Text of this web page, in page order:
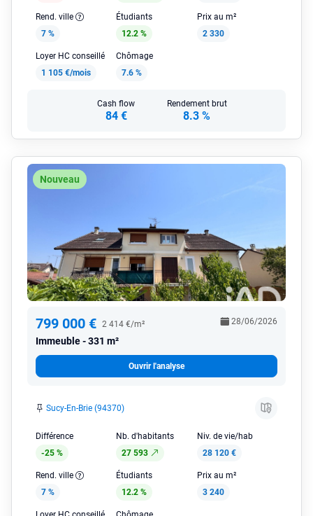
Rend. ville
7 %
Étudiants
12.2 %
Prix au m²
2 330
Loyer HC conseillé
1 105 €/mois
Chômage
7.6 %
Cash flow
84 €
Rendement brut
8.3 %
Nouveau
799 000 € 2 414 €/m²
Immeuble 331 m²
28/06/2026
Ouvrir l'analyse
Sucy-En-Brie (94370)
Différence
-25 %
Nb. d'habitants
27 593
Niv. de vie/hab
28 120 €
Rend. ville
7 %
Étudiants
12.2 %
Prix au m²
3 240